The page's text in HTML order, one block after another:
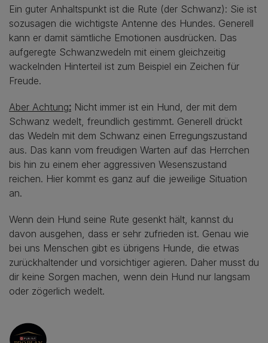
Ein guter Anhaltspunkt ist die Rute (der Schwanz): Sie ist
sozusagen die wichtigste Antenne des Hundes. Generell
kann er damit sämtliche Emotionen ausdrücken. Das
aufgeregte Schwanzwedeln mit einem gleichzeitig
wackelnden Hinterteil ist zum Beispiel ein Zeichen für
Freude.
Aber Achtung: Nicht immer ist ein Hund, der mit dem
Schwanz wedelt, freundlich gestimmt. Generell drückt
das Wedeln mit dem Schwanz einen Erregungszustand
aus. Das kann vom freudigen Warten auf das Herrchen
bis hin zu einem eher aggressiven Wesenszustand
reichen. Hier kommt es ganz auf die jeweilige Situation
an.
Wenn dein Hund seine Rute gesenkt hält, kannst du
davon ausgehen, dass er sehr zufrieden ist. Genau wie
bei uns Menschen gibt es übrigens Hunde, die etwas
zurückhaltender und vorsichtiger agieren. Daher musst du
dir keine Sorgen machen, wenn dein Hund nur langsam
oder zögerlich wedelt.